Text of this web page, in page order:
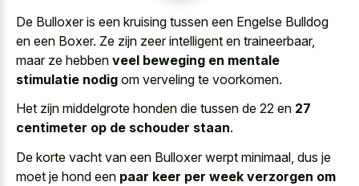
De Bulloxer is een kruising tussen een Engelse Bulldog
en een Boxer. Ze zijn zeer intelligent en traineerbaar,
maar ze hebben veel beweging en mentale
stimulatie nodig om verveling te voorkomen.
Het zijn middelgrote honden die tussen de 22 en 27
centimeter op de schouder staan.
De korte vacht van een Bulloxer werpt minimaal, dus je
moet je hond een paar keer per week verzorgen om